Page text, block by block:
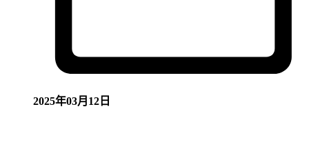
2025年03月12日